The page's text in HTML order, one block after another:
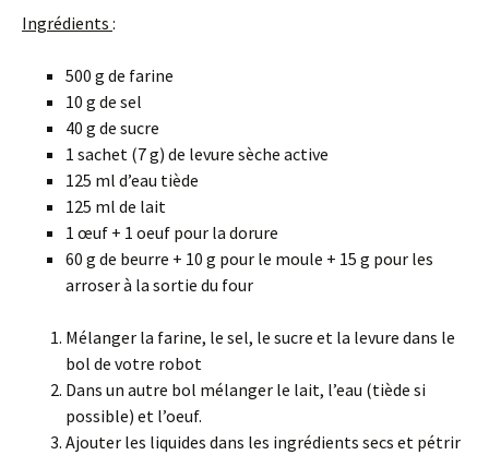
Ingrédients :
500 g de farine
10 g de sel
40 g de sucre
1 sachet (7 g) de levure sèche active
125 ml d’eau tiède
125 ml de lait
1 œuf + 1 oeuf pour la dorure
60 g de beurre + 10 g pour le moule + 15 g pour les
arroser à la sortie du four
Mélanger la farine, le sel, le sucre et la levure dans le
bol de votre robot
Dans un autre bol mélanger le lait, l’eau (tiède si
possible) et l’oeuf.
Ajouter les liquides dans les ingrédients secs et pétrir